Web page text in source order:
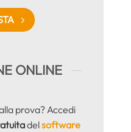
ONLINE
prova? Accedi
delsoftware